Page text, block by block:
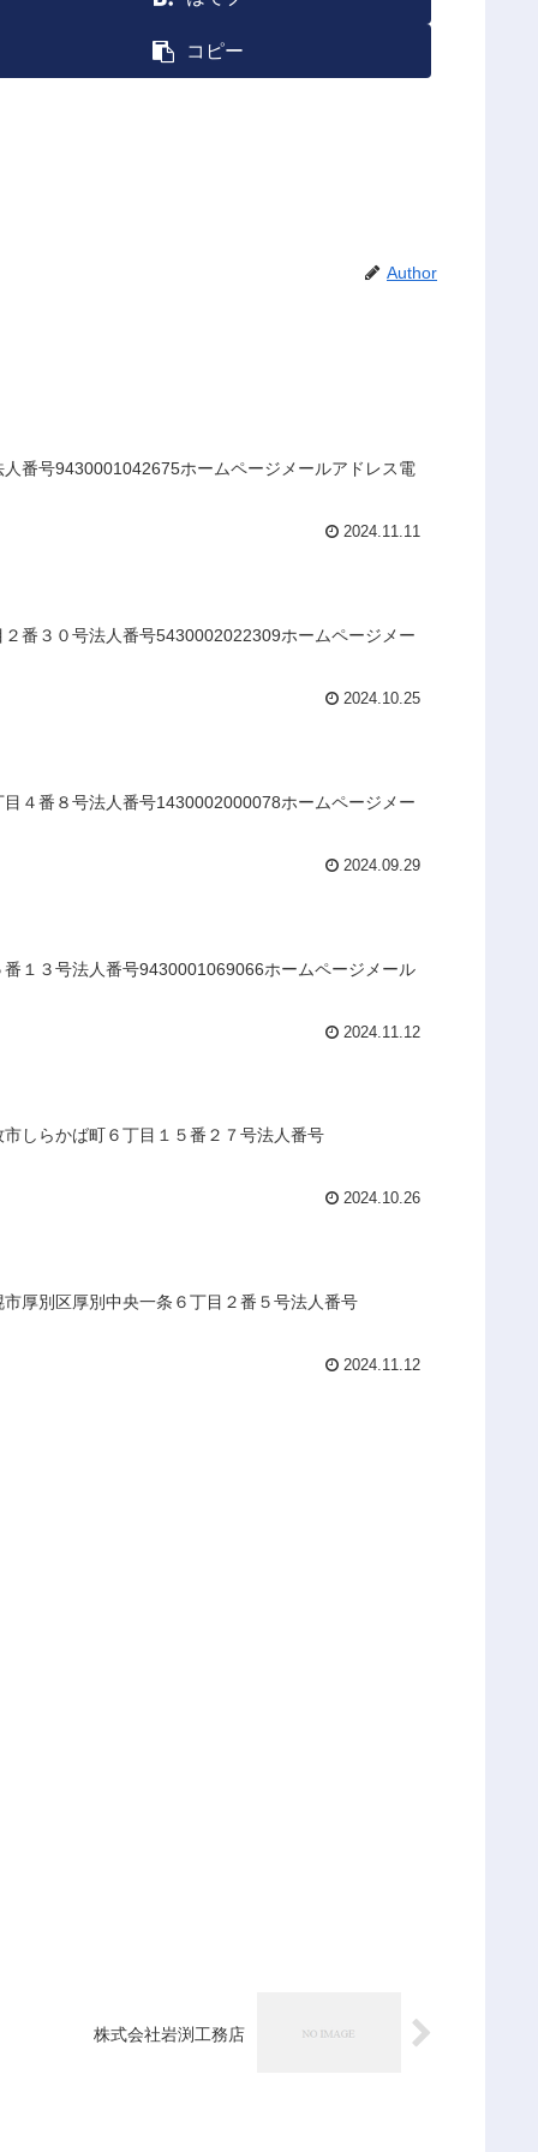
コピー
Author
番号9430001042675ホームページメールアドレス電
2024.11.11
番３０号法人番号5430002022309ホームページメー
2024.10.25
４番８号法人番号1430002000078ホームページメー
2024.09.29
１３号法人番号9430001069066ホームページメール
2024.11.12
しらかば町６丁目１５番２７号法人番号
2024.10.26
厚別区厚別中央一条６丁目２番５号法人番号
2024.11.12
株式会社岩渕工務店